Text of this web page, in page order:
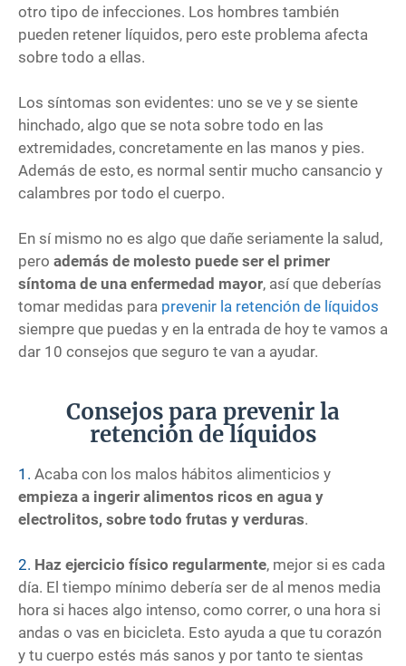
otro tipo de infecciones. Los hombres también
pueden retener líquidos, pero este problema afecta
sobre todo a ellas.
Los síntomas son evidentes: uno se ve y se siente
hinchado, algo que se nota sobre todo en las
extremidades, concretamente en las manos y pies.
Además de esto, es normal sentir mucho cansancio y
calambres por todo el cuerpo.
En sí mismo no es algo que dañe seriamente la salud,
pero además de molesto puede ser el primer
síntoma de una enfermedad mayor, así que deberías
tomar medidas para prevenir la retención de líquidos
siempre que puedas y en la entrada de hoy te vamos a
dar 10 consejos que seguro te van a ayudar.
Consejos para prevenir la
retención de líquidos
1. Acaba con los malos hábitos alimenticios y
empieza a ingerir alimentos ricos en agua y
electrolitos, sobre todo frutas y verduras.
2. Haz ejercicio físico regularmente, mejor si es cada
día. El tiempo mínimo debería ser de al menos media
hora si haces algo intenso, como correr, o una hora si
andas o vas en bicicleta. Esto ayuda a que tu corazón
y tu cuerpo estés más sanos y por tanto te sientas